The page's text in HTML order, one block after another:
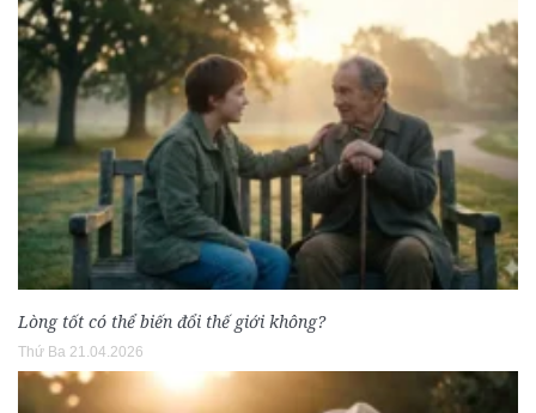
Lòng tốt có thể biến đổi thế giới không?
Thứ Ba 21.04.2026